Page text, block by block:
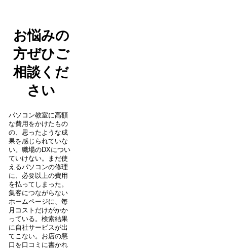
お悩みの
方ぜひご
相談くだ
さい
パソコン教室に高額
な費用をかけたもの
の、思ったような成
果を感じられていな
い。職場のDXについ
ていけない。まだ使
えるパソコンの修理
に、必要以上の費用
を払ってしまった。
集客につながらない
ホームページに、毎
月コストだけがかか
っている。検索結果
に自社サービスが出
てこない。お店の悪
口を口コミに書かれ